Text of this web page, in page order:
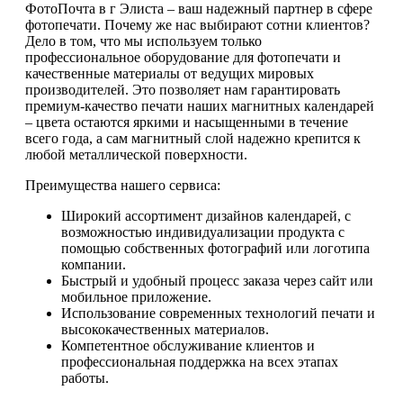
ФотоПочта в г Элиста – ваш надежный партнер в сфере
фотопечати. Почему же нас выбирают сотни клиентов?
Дело в том, что мы используем только
профессиональное оборудование для фотопечати и
качественные материалы от ведущих мировых
производителей. Это позволяет нам гарантировать
премиум-качество печати наших магнитных календарей
– цвета остаются яркими и насыщенными в течение
всего года, а сам магнитный слой надежно крепится к
любой металлической поверхности.
Преимущества нашего сервиса:
Широкий ассортимент дизайнов календарей, с
возможностью индивидуализации продукта с
помощью собственных фотографий или логотипа
компании.
Быстрый и удобный процесс заказа через сайт или
мобильное приложение.
Использование современных технологий печати и
высококачественных материалов.
Компетентное обслуживание клиентов и
профессиональная поддержка на всех этапах
работы.